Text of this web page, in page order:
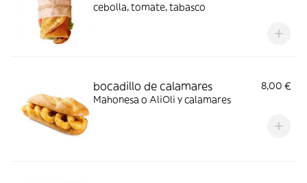
cebolla, tomate, tabasco
bocadillo de calamares
8,00 €
Mahonesa o AliOli y calamares